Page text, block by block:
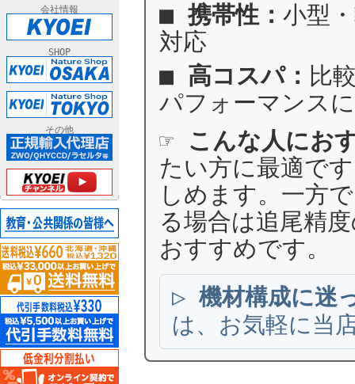
会社情報
SHOP
その他
■携帯性：小型
対応
■ 高コスパ： 比
パフォーマンス
☞ こんな人にお
たい方に最適で
しめます。一方
る場合は追尾精
おすすめです。
▷ 機材構成に迷
は、お気軽に当